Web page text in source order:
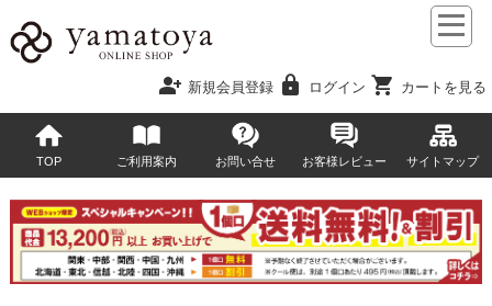
person_add 新規会員登録 lock ログイン shopping_cart カートを見る
TOP ご利用案内 お問い合せ お客様レビュー サイトマップ